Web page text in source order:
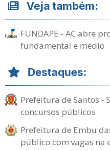
Veja também:
FUNDAPE - AC abre
fundamental e médio
Destaques:
Prefeitura de Santos -
concursos públicos
Prefeitura de Embu
público com vagas na